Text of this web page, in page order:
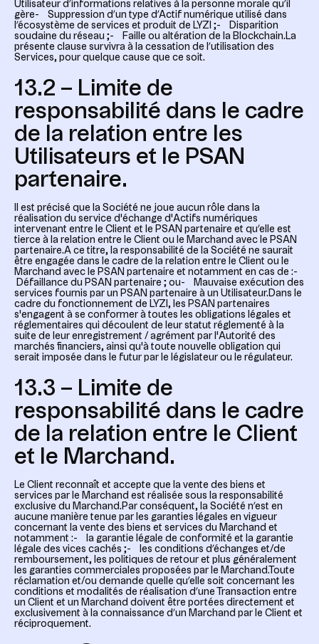
Utilisateur d’informations relatives à la personne morale qu’il
gère- Suppression d’un type d’Actif numérique utilisé dans
l’écosystème de services et produit de LYZI ;- Disparition
soudaine du réseau ;- Faille ou altération de la Blockchain.La
présente clause survivra à la cessation de l’utilisation des
Services, pour quelque cause que ce soit.
13.2 – Limite de
responsabilité dans le cadre
de la relation entre les
Utilisateurs et le PSAN
partenaire.
Il est précisé que la Société ne joue aucun rôle dans la
réalisation du service d'échange d'Actifs numériques
intervenant entre le Client et le PSAN partenaire et qu’elle est
tierce à la relation entre le Client ou le Marchand avec le PSAN
partenaire.A ce titre, la responsabilité de la Société ne saurait
être engagée dans le cadre de la relation entre le Client ou le
Marchand avec le PSAN partenaire et notamment en cas de :-
Défaillance du PSAN partenaire ; ou- Mauvaise exécution des
services fournis par un PSAN partenaire à un Utilisateur.Dans le
cadre du fonctionnement de LYZI, les PSAN partenaires
s'engagent à se conformer à toutes les obligations légales et
réglementaires qui découlent de leur statut réglementé à la
suite de leur enregistrement / agrément par l'Autorité des
marchés financiers, ainsi qu'à toute nouvelle obligation qui
serait imposée dans le futur par le législateur ou le régulateur.
13.3 – Limite de
responsabilité dans le cadre
de la relation entre le Client
et le Marchand.
Le Client reconnaît et accepte que la vente des biens et
services par le Marchand est réalisée sous la responsabilité
exclusive du Marchand.Par conséquent, la Société n’est en
aucune manière tenue par les garanties légales en vigueur
concernant la vente des biens et services du Marchand et
notamment :- la garantie légale de conformité et la garantie
légale des vices cachés ;- les conditions d’échanges et/de
remboursement, les politiques de retour et plus généralement
les garanties commerciales proposées par le Marchand.Toute
réclamation et/ou demande quelle qu’elle soit concernant les
conditions et modalités de réalisation d’une Transaction entre
un Client et un Marchand doivent être portées directement et
exclusivement à la connaissance d’un Marchand par le Client et
réciproquement.